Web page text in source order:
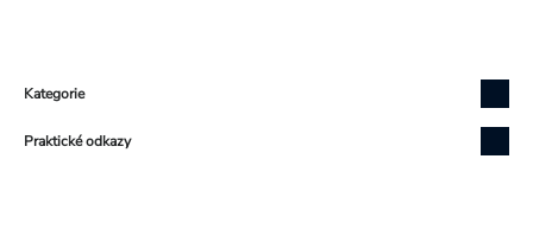
Kategorie
Praktické odkazy